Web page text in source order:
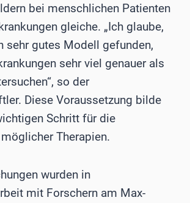
bei menschlichen Patienten
gleiche. „Ich glaube,
sehr gutes Modell gefunden,
sehr viel genauer als
so der
Diese Voraussetzung bilde
Schritt für die
Therapien.
wurden in
mit Forschern am Max-